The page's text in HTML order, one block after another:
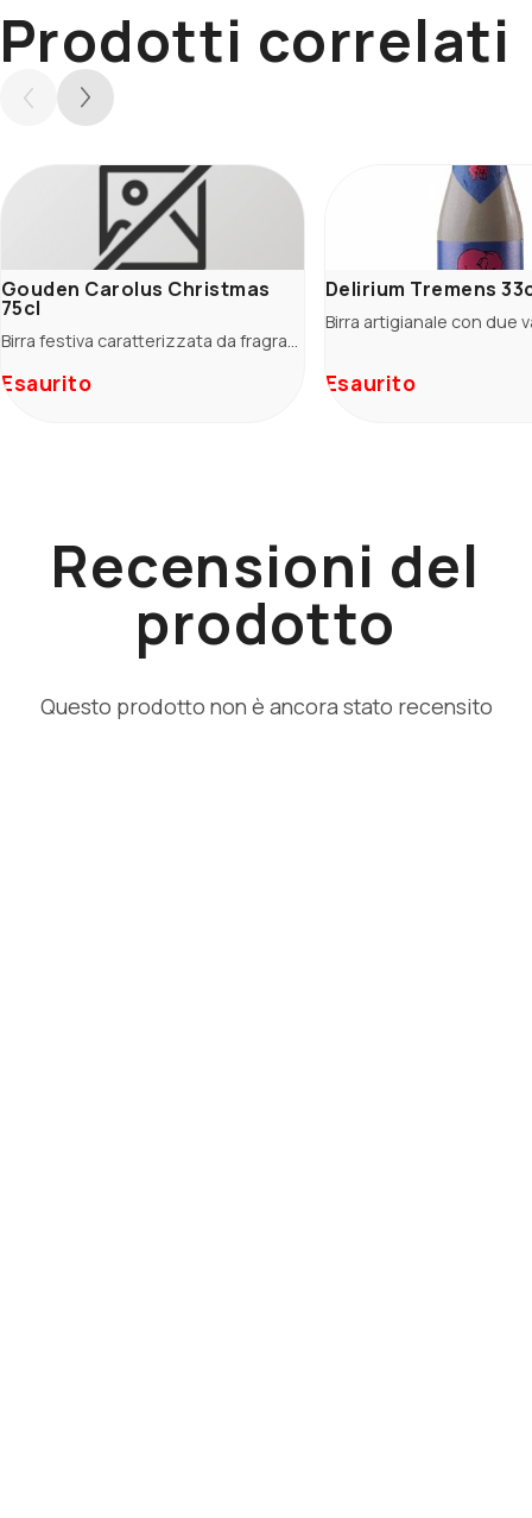
Prodotti correlati
Gouden Carolus Christmas
75cl
Birra festiva caratterizzata da fragranze di liquirizia, frutta rossa e scura.
Esaurito
Delirium Tremens
Esaurito
Recensioni del
prodotto
Questo prodotto non è ancora stato recensito